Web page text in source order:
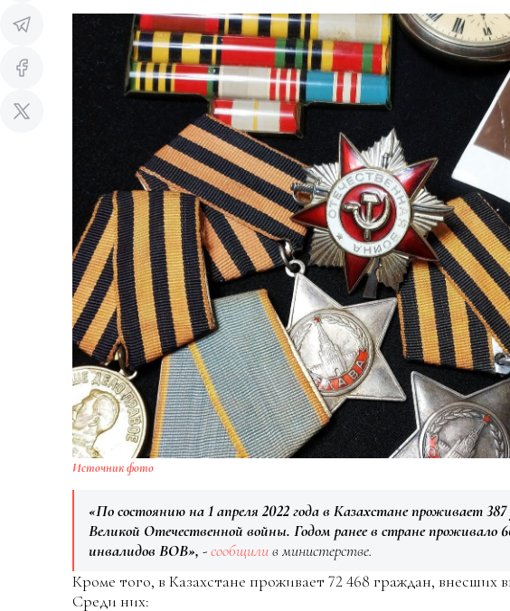
Источник фото
«По состоянию на 1 апреля 2022 года в Казахстане проживает
Великой Отечественной войны. Годом ранее в стране проживало
инвалидов ВОВ», -сообщилив министерстве.
Кроме того, в Казахстане проживает 72 468 граждан, внесших
Среди них: